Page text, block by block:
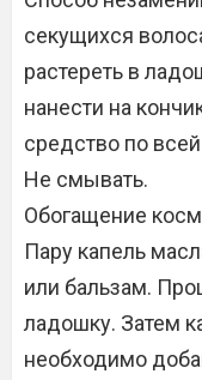
секущихся
растереть в
нанести на
средство по
Не смывать.
Обогащение
Пару капель
или бальзам.
ладошку. Затем
необходимо